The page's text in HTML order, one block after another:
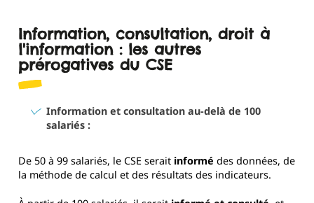
Information, consultation, droit à
l'information : les autres
prérogatives du CSE
Information et consultation au-delà de 100
salariés :
De 50 à 99 salariés, le CSE serait informé des données, de
la méthode de calcul et des résultats des indicateurs.